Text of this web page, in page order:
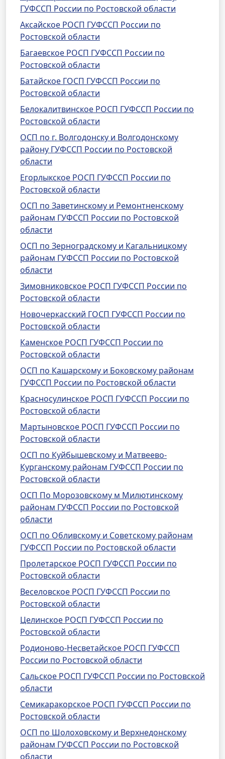
ГУФССП России по Ростовской области
Аксайское РОСП ГУФССП России по
Ростовской области
Багаевское РОСП ГУФССП России по
Ростовской области
Батайское ГОСП ГУФССП России по
Ростовской области
Белокалитвинское РОСП ГУФССП России по
Ростовской области
ОСП по г. Волгодонску и Волгодонскому
району ГУФССП России по Ростовской
области
Егорлыкское РОСП ГУФССП России по
Ростовской области
ОСП по Заветинскому и Ремонтненскому
районам ГУФССП России по Ростовской
области
ОСП по Зерноградскому и Кагальницкому
районам ГУФССП России по Ростовской
области
Зимовниковское РОСП ГУФССП России по
Ростовской области
Новочеркасский ГОСП ГУФССП России по
Ростовской области
Каменское РОСП ГУФССП России по
Ростовской области
ОСП по Кашарскому и Боковскому районам
ГУФССП России по Ростовской области
Красносулинское РОСП ГУФССП России по
Ростовской области
Мартыновское РОСП ГУФССП России по
Ростовской области
ОСП по Куйбышевскому и Матвеево-
Курганскому районам ГУФССП России по
Ростовской области
ОСП По Морозовскому м Милютинскому
районам ГУФССП России по Ростовской
области
ОСП по Обливскому и Советскому районам
ГУФССП России по Ростовской области
Пролетарское РОСП ГУФССП России по
Ростовской области
Веселовское РОСП ГУФССП России по
Ростовской области
Целинское РОСП ГУФССП России по
Ростовской области
Родионово-Несветайское РОСП ГУФССП
России по Ростовской области
Сальское РОСП ГУФССП России по Ростовской
области
Семикаракорское РОСП ГУФССП России по
Ростовской области
ОСП по Шолоховскому и Верхнедонскому
районам ГУФССП России по Ростовской
области